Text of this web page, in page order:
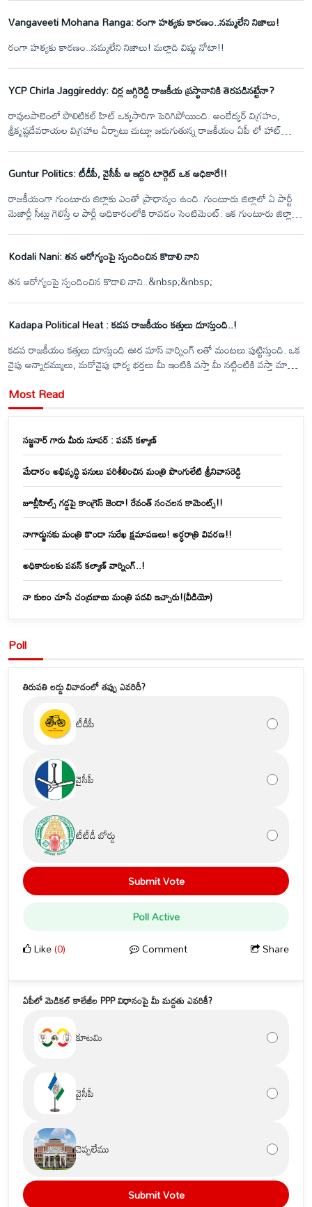
Vangaveeti Mohana Ranga: రంగా హత్యకు కారణం..నమ్మలేని నిజాలు!
రంగా హత్యకు కారణం..నమ్మలేని నిజాలు! మల్లాది విష్ణు నోటా!!
YCP Chirla Jaggireddy: చిర్ల జగ్గిరెడ్డి రాజకీయ ప్రస్థానానికి తెరపడినట్టేనా?
రావులపాలెంలో పొలిటికల్ హిట్ ఒక్కసారిగా పెరిగిపోయింది. అంబేద్కర్ విగ్రహం,
శ్రీకృష్ణదేవరాయల విగ్రహాల ఏర్పాటు చుట్టూ జరుగుతున్న రాజకీయం ఏపీ లో హాట్
Guntur Politics: టీడీపీ, వైసీపీ ఆ ఇద్దరి టార్గెట్ ఒక అధికారే!!
రాజకీయంగా గుంటూరు జిల్లాకు ఎంతో ప్రాధాన్యం ఉంది. గుంటూరు జిల్లాలో ఏ పార్టీ
మెజార్టీ సీట్లు గెలిస్తే ఆ పార్టీ అధికారంలోకి రావడం సెంటిమెంట్. ఇక గుంటూరు జిల్లాకు
ప్రాధాన్యత. ఇక రాజకీయా పార్టీల నేతలు కూడా ఒకరిపై మరొకరు సై అంటే సై అంటారు.
ఉంటుంది.&nbsp;
Kodali Nani: తన ఆరోగ్యంపై స్పందించిన కొడాలి నాని
తన ఆరోగ్యంపై స్పందించిన కొడాలి నాని..&nbsp;&nbsp;
Kadapa Political Heat : కడప రాజకీయం కత్తులు దూస్తుంది..!
కడప రాజకీయం కత్తులు దూస్తుంది ఊర మాస్ వార్నింగ్ లతో మంటలు పుట్టిస్తుంది. ఒక
వైపు అన్నాదమ్ములు, మరోవైపు భార్య భర్తలు మీ ఇంటికి వస్తా మీ నట్టింటికి వస్తా మాతో
కాకుండా చూసుకో ఎవరి దమ్ము ఏంటో తేల్చుకుందాం అంటూ ప్రతి సవాలు చేస్తున్నారు
టీడీపీ నేతలు.&nbsp;
Most Read
సజ్జనార్ గారు మీరు సూపర్ : పవన్ కళ్యాణ్
మేడారం అభివృద్ధి పనులు పరిశీలించిన మంత్రి పొంగులేటి శ్రీనివాసరెడ్డి
జూబ్లీహిల్స్‌ గడ్డపై కాంగ్రెస్ జెండా! రేవంత్ సంచలన కామెంట్స్!!
నాగార్జునకు మంత్రి కొండా సురేఖ క్షమాపణలు! అర్ధరాత్రి వివరణ!!
అధికారులకు పవన్ కల్యాణ్ వార్నింగ్..!
నా కులం చూసే చంద్రబాబు మంత్రి పదవి ఇచ్చారు!(వీడియో)
Poll
తిరుపతి లడ్డు వివాదంలో తప్పు ఎవరిదీ?
టీడీపీ
వైసీపీ
టీటీడీ బోర్డు
Submit Vote
Poll Active
Like(0) Comment Share
ఏపీలో మెడికల్ కాలేజీల PPP విధానంపై మీ మద్దతు ఎవరికీ?
కూటమి
వైసీపీ
చెప్పలేము
Submit Vote